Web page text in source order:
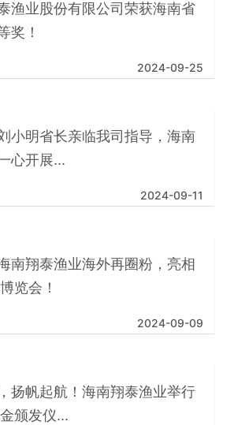
渔业股份有限公司荣获海南省
奖！
2024-09-25
小明省长亲临我司指导，海南
心开展...
2024-09-11
南翔泰渔业海外再圈粉，亮相
览会！
2024-09-09
扬帆起航！海南翔泰渔业举行
颁发仪...